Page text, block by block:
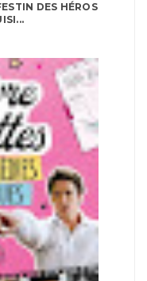
DES HÉROS